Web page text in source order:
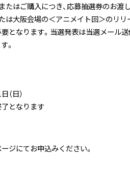
たはご購入につき、応募抽選券のお渡
大阪会場の＜アニメイト回＞のリリ
となります。当選発表は当選メール
。
（日）
となります
ジにてお申込みください。